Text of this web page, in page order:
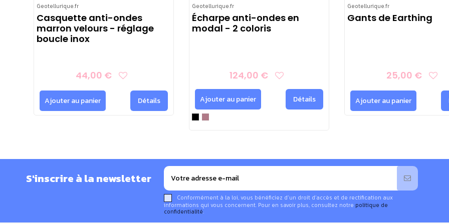
Lavage en machine : cycle délicat 30°C, essorage léger
Lavage à la main possible à l’eau tiède, avec du savon de Marseille, sans tordre ni frotter.
Geotellurique.fr
Casquette anti-ondes
marron velours - réglage
boucle inox
44,00 €
Ajouter au panier Détails
Geotellurique.fr
Écharpe anti-ondes en
modal - 2 coloris
124,00 €
Ajouter au panier Détails
Geotellurique.fr
Gants de Earthing
25,00 €
Ajouter au panier
S'inscrire à la newsletter
Conformément à la loi, vous bénéficiez d’un droit d’accès et de rectification aux
informations qui vous concernent. Pour en savoir plus, consultez notre politique de
confidentialité.